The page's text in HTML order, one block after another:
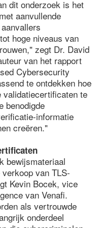
dit onderzoek is het
aanvullende
hoge niveaus van
zegt Dr. David
van het rapport
Cybersecurity
te ontdekken hoe
validatiecertificaten te
benodigde
informatie
creëren."
bewijsmateriaal
van TLS-
Kevin Bocek, vice
van Venafi.
als vertrouwde
onderdeel